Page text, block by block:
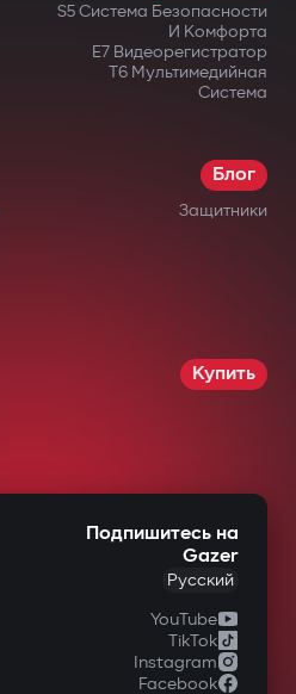
S5 Система Безопасности
И Комфорта
E7 Видеорегистратор
T6 Мультимедийная
Система
Блог
Защитники
Купить
Подпишитесь на
Gazer
Русский
YouTube
TikTok
Instagram
Facebook